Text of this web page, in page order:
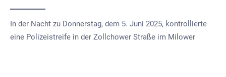
In der Nacht zu Donnerstag, dem 5. Juni 2025, kontrollierte
eine Polizeistreife in der Zollchower Straße im Milower